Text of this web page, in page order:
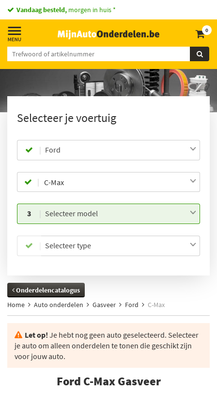
Vandaag besteld, morgen in huis *
0
Selecteer je voertuig
Ford
3 Selecteer model
Selecteer type
Onderdelencatalogus
Home
Auto onderdelen Gasveer Ford C-Max
Let op! Je hebt nog geen auto geselecteerd. Selecteer
je auto om alleen onderdelen te tonen die geschikt zijn
voor jouw auto.
Ford C-Max Gasveer